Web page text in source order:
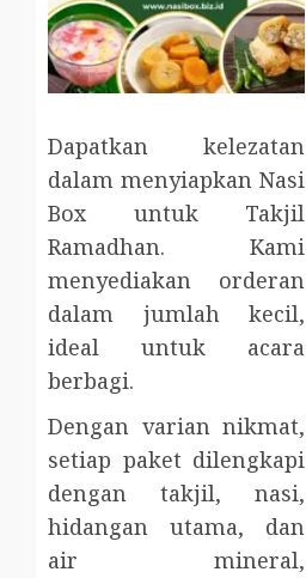
Dapatkan kelezatan
dalam menyiapkan Nasi
Box untuk Takjil
Ramadhan. Kami
menyediakan orderan
dalam jumlah kecil,
ideal untuk acara
berbagi.
Dengan varian nikmat,
setiap paket dilengkapi
dengan takjil, nasi,
hidangan utama, dan
air mineral,